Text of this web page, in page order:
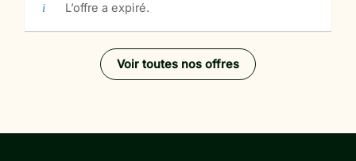
L’offre a expiré.
Voir toutes nos offres